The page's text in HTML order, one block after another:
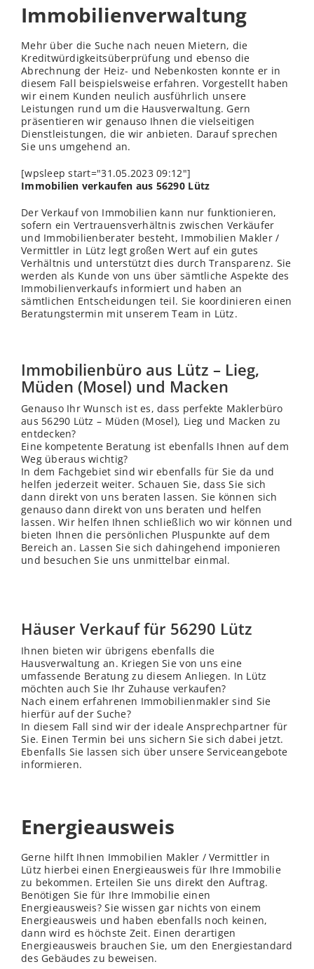
Immobilienverwaltung
Mehr über die Suche nach neuen Mietern, die
Kreditwürdigkeitsüberprüfung und ebenso die
Abrechnung der Heiz- und Nebenkosten konnte er in
diesem Fall beispielsweise erfahren. Vorgestellt haben
wir einem Kunden neulich ausführlich unsere
Leistungen rund um die Hausverwaltung. Gern
präsentieren wir genauso Ihnen die vielseitigen
Dienstleistungen, die wir anbieten. Darauf sprechen
Sie uns umgehend an.
[wpsleep start="31.05.2023 09:12"]
Immobilien verkaufen aus 56290 Lütz
Der Verkauf von Immobilien kann nur funktionieren,
sofern ein Vertrauensverhältnis zwischen Verkäufer
und Immobilienberater besteht, Immobilien Makler /
Vermittler in Lütz legt großen Wert auf ein gutes
Verhältnis und unterstützt dies durch Transparenz. Sie
werden als Kunde von uns über sämtliche Aspekte des
Immobilienverkaufs informiert und haben an
sämtlichen Entscheidungen teil. Sie koordinieren einen
Beratungstermin mit unserem Team in Lütz.
Immobilienbüro aus Lütz – Lieg,
Müden (Mosel) und Macken
Genauso Ihr Wunsch ist es, dass perfekte Maklerbüro
aus 56290 Lütz – Müden (Mosel), Lieg und Macken zu
entdecken?
Eine kompetente Beratung ist ebenfalls Ihnen auf dem
Weg überaus wichtig?
In dem Fachgebiet sind wir ebenfalls für Sie da und
helfen jederzeit weiter. Schauen Sie, dass Sie sich
dann direkt von uns beraten lassen. Sie können sich
genauso dann direkt von uns beraten und helfen
lassen. Wir helfen Ihnen schließlich wo wir können und
bieten Ihnen die persönlichen Pluspunkte auf dem
Bereich an. Lassen Sie sich dahingehend imponieren
und besuchen Sie uns unmittelbar einmal.
Häuser Verkauf für 56290 Lütz
Ihnen bieten wir übrigens ebenfalls die
Hausverwaltung an. Kriegen Sie von uns eine
umfassende Beratung zu diesem Anliegen. In Lütz
möchten auch Sie Ihr Zuhause verkaufen?
Nach einem erfahrenen Immobilienmakler sind Sie
hierfür auf der Suche?
In diesem Fall sind wir der ideale Ansprechpartner für
Sie. Einen Termin bei uns sichern Sie sich dabei jetzt.
Ebenfalls Sie lassen sich über unsere Serviceangebote
informieren.
Energieausweis
Gerne hilft Ihnen Immobilien Makler / Vermittler in
Lütz hierbei einen Energieausweis für Ihre Immobilie
zu bekommen. Erteilen Sie uns direkt den Auftrag.
Benötigen Sie für Ihre Immobilie einen
Energieausweis? Sie wissen gar nichts von einem
Energieausweis und haben ebenfalls noch keinen,
dann wird es höchste Zeit. Einen derartigen
Energieausweis brauchen Sie, um den Energiestandard
des Gebäudes zu beweisen.